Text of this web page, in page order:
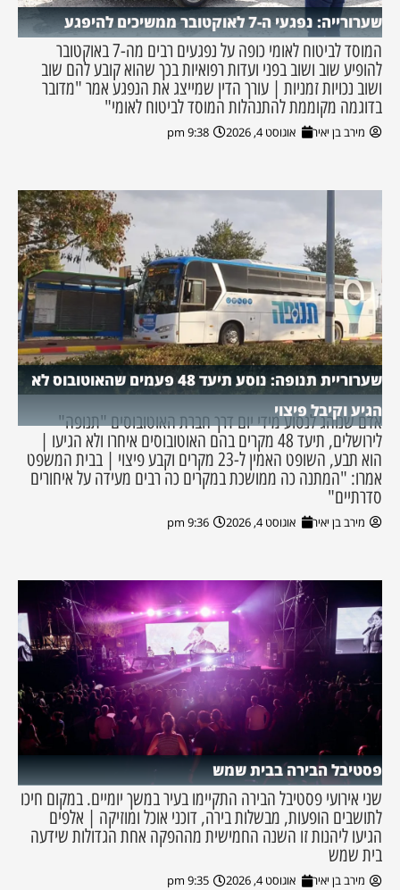
שערורייה: נפגעי ה-7 לאוקטובר ממשיכים להיפגע
המוסד לביטוח לאומי כופה על נפגעים רבים מה-7 באוקטובר
להופיע שוב ושוב בפני ועדות רפואיות בכך שהוא קובע להם שוב
ושוב נכויות זמניות | עורך הדין שמייצג את הנפגע אמר "מדובר
בדוגמה מקוממת להתנהלות המוסד לביטוח לאומי"
מירב בן יאיר אוגוסט 4, 2026 9:38 pm
שערוריית תנופה: נוסע תיעד 48 פעמים שהאוטובוס לא
הגיע וקיבל פיצוי
אדם שנוהג לנסוע מידי יום דרך חברת האוטובוסים "תנופה"
לירושלים, תיעד 48 מקרים בהם האוטובוסים איחרו ולא הגיעו |
הוא תבע, השופט האמין ל-23 מקרים וקבע פיצוי | בבית המשפט
אמרו: "המתנה כה ממושכת במקרים כה רבים מעידה על איחורים
סדרתיים"
מירב בן יאיר אוגוסט 4, 2026 9:36 pm
פסטיבל הבירה בבית שמש
שני אירועי פסטיבל הבירה התקיימו בעיר במשך יומיים. במקום חיכו
לתושבים הופעות, מבשלות בירה, דוכני אוכל ומוזיקה | אלפים
הגיעו ליהנות זו השנה החמישית מההפקה אחת הגדולות שידעה
בית שמש
מירב בן יאיר אוגוסט 4, 2026 9:35 pm